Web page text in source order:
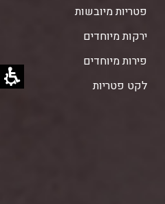
פטריות מיובשות
ירקות מיוחדים
פירות מיוחדים
לקט פטריות